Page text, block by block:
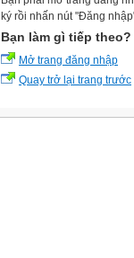
ký rồi nhấn nút "Đăng
Bạn làm gì tiếp theo?
Mở trang đăng nhập
Quay trở lại trang trước